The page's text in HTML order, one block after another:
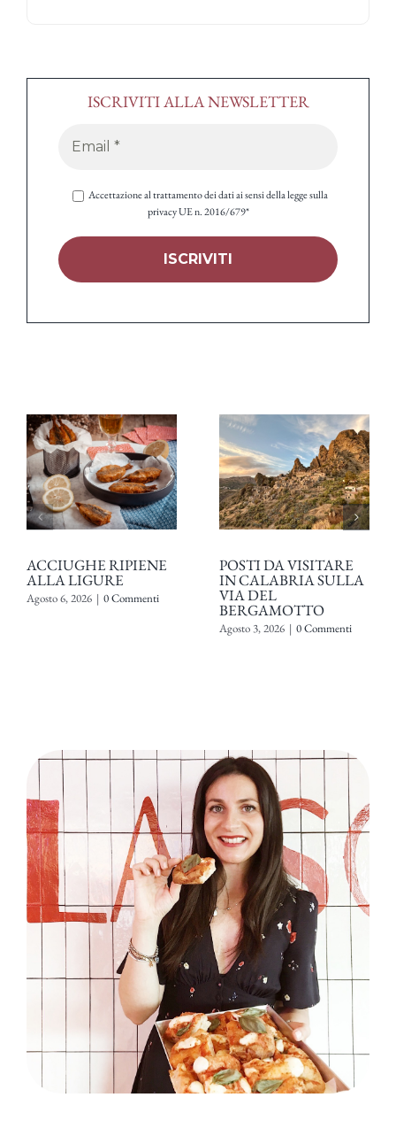
ISCRIVITI ALLA NEWSLETTER
Accettazione al trattamento dei dati ai sensi della legge sulla
privacy UE n. 2016/679*
ACCIUGHE RIPIENE
ALLA LIGURE
Agosto 6, 2026 | 0 Commenti
POSTI DA VISITARE
IN CALABRIA SULLA
VIA DEL
BERGAMOTTO
Agosto 3, 2026 | 0 Commenti